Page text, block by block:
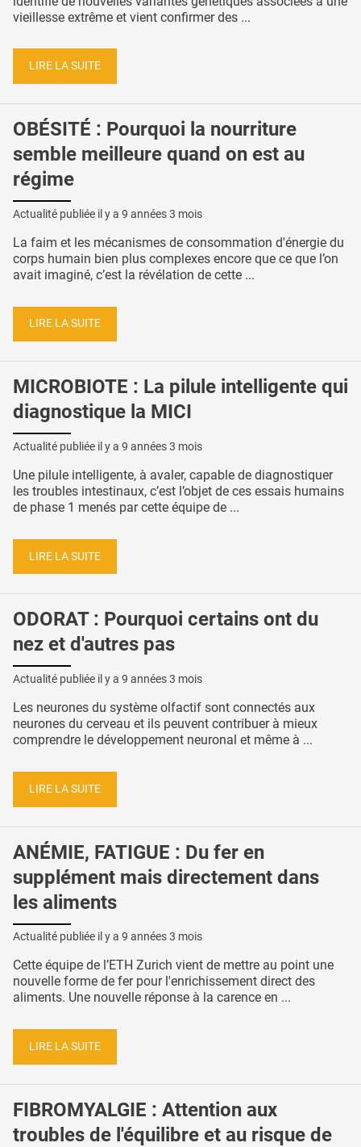
vieillesse extrême et vient confirmer des ...
LIRE LA SUITE
OBÉSITÉ : Pourquoi la nourriture
semble meilleure quand on est au
régime
Actualité publiée il y a 9 années 3 mois
La faim et les mécanismes de consommation d'énergie du
corps humain bien plus complexes encore que ce que l’on
avait imaginé, c’est la révélation de cette ...
LIRE LA SUITE
MICROBIOTE : La pilule intelligente qui
diagnostique la MICI
Actualité publiée il y a 9 années 3 mois
Une pilule intelligente, à avaler, capable de diagnostiquer
les troubles intestinaux, c’est l’objet de ces essais humains
de phase 1 menés par cette équipe de ...
LIRE LA SUITE
ODORAT : Pourquoi certains ont du
nez et d'autres pas
Actualité publiée il y a 9 années 3 mois
Les neurones du système olfactif sont connectés aux
neurones du cerveau et ils peuvent contribuer à mieux
comprendre le développement neuronal et même à ...
LIRE LA SUITE
ANÉMIE, FATIGUE : Du fer en
supplément mais directement dans
les aliments
Actualité publiée il y a 9 années 3 mois
Cette équipe de l’ETH Zurich vient de mettre au point une
nouvelle forme de fer pour l'enrichissement direct des
aliments. Une nouvelle réponse à la carence en ...
LIRE LA SUITE
FIBROMYALGIE : Attention aux
troubles de l'équilibre et au risque de